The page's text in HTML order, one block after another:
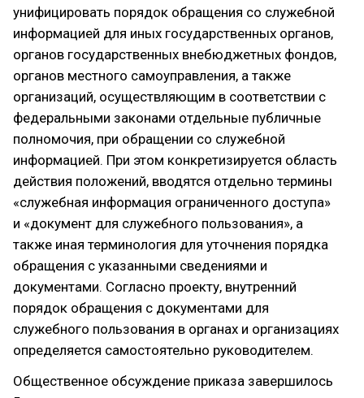
унифицировать порядок обращения со служебной
информацией для иных государственных органов,
органов государственных внебюджетных фондов,
органов местного самоуправления, а также
организаций, осуществляющим в соответствии с
федеральными законами отдельные публичные
полномочия, при обращении со служебной
информацией. При этом конкретизируется область
действия положений, вводятся отдельно термины
«служебная информация ограниченного доступа»
и «документ для служебного пользования», а
также иная терминология для уточнения порядка
обращения с указанными сведениями и
документами. Согласно проекту, внутренний
порядок обращения с документами для
служебного пользования в органах и организациях
определяется самостоятельно руководителем.
Общественное обсуждение приказа завершилось